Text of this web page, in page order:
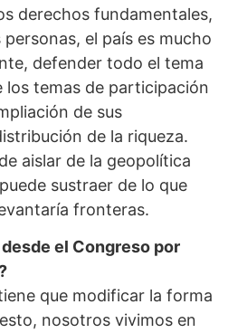
derechos fundamentales,
el país es mucho
defender todo el tema
los temas de participación
de sus
de la riqueza.
aislar de la geopolítica
sustraer de lo que
fronteras.
el Congreso por
que modificar la forma
nosotros vivimos en